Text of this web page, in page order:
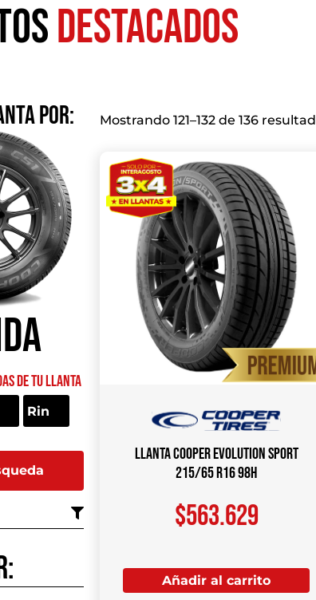
destacados
POR:
de tu llanta
Mostrando 121–132 de 136
Llanta COOPER Evolution Sport
215/65 R16 98H
$563.629
Añadir al carrito